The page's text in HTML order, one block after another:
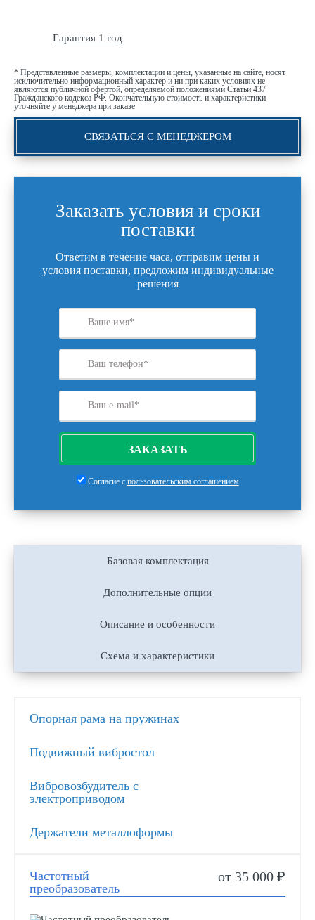
Гарантия 1 год
* Представленные размеры, комплектации и цены, указанные на сайте, носят
исключительно информационный характер и ни при каких условиях не
являются публичной офертой, определяемой положениями Статьи 437
Гражданского кодекса РФ. Окончательную стоимость и характеристики
уточняйте у менеджера при заказе
СВЯЗАТЬСЯ С МЕНЕДЖЕРОМ
Заказать условия и сроки
поставки
Ответим в течение часа, отправим цены и
условия поставки, предложим индивидуальные
решения
ЗАКАЗАТЬ
Согласие с пользовательским соглашением
Базовая комплектация
Дополнительные опции
Описание и особенности
Схема и характеристики
Опорная рама на пружинах
Подвижный вибростол
Вибровозбудитель с
электроприводом
Держатели металлоформы
Частотный
преобразователь
от 35 000 ₽